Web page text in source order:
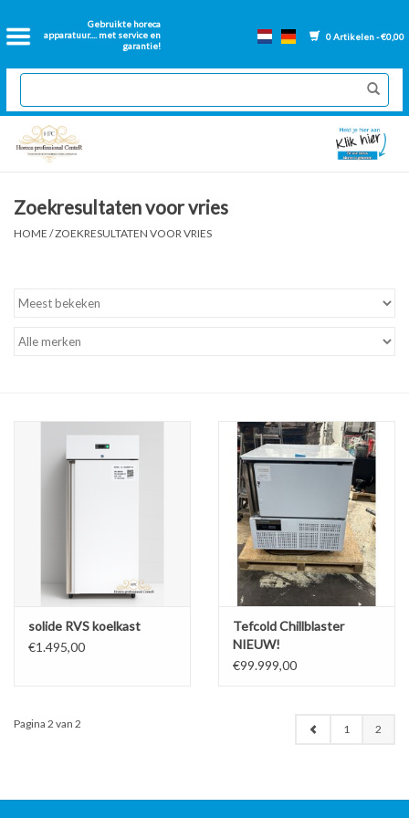
Gebruikte horeca
apparatuur.... met service en
garantie!
0 Artikelen - €0,00
Home
2dehands Horeca
Nieuwe apparatuur
GN Bakken
Zoekresultaten voor vries
HOME /ZOEKRESULTATEN VOOR VRIES
solide RVS koelkast
€1.495,00
Tefcold Chillblaster
NIEUW!
€99.999,00
Pagina 2 van 2 1 2